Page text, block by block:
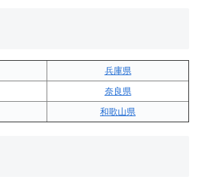
兵庫県
奈良県
和歌山県